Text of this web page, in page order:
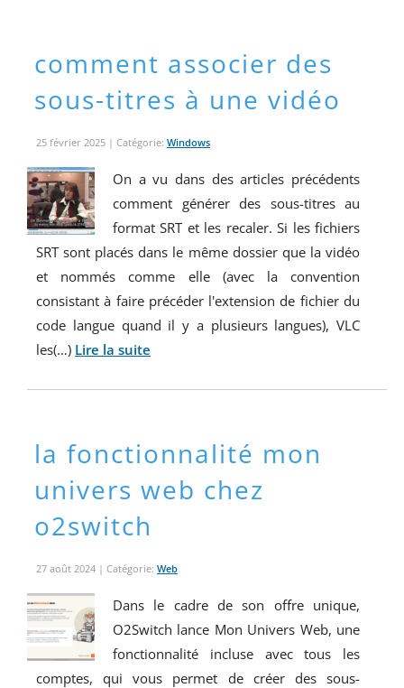
comment associer des
sous-titres à une vidéo
25 février 2025 | Catégorie: Windows
On a vu dans des articles précédents
comment générer des sous-titres au
format SRT et les recaler. Si les fichiers
SRT sont placés dans le même dossier que la vidéo
et nommés comme elle (avec la convention
consistant à faire précéder l'extension de fichier du
code langue quand il y a plusieurs langues), VLC
les(…) Lire la suite
la fonctionnalité mon
univers web chez
o2switch
27 août 2024 | Catégorie: Web
Dans le cadre de son offre unique,
O2Switch lance Mon Univers Web, une
fonctionnalité incluse avec tous les
comptes, qui vous permet de créer des sous-